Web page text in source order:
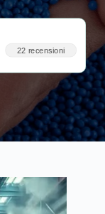
22 recensioni